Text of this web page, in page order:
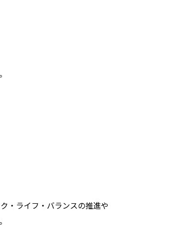
・ライフ・バランスの推進や